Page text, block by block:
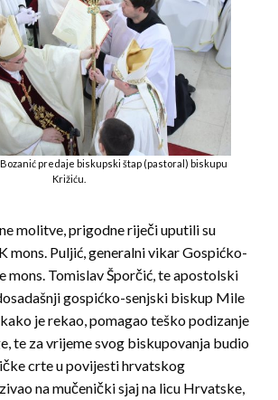
predaje biskupski štap (pastoral) biskupu
Križiću.
molitve, prigodne riječi uputili su
mons. Puljić, generalni vikar Gospićko-
mons. Tomislav Šporčić, te apostolski
gospićko-senjski biskup Mile
je rekao, pomagao teško podizanje
te za vrijeme svog biskupovanja budio
crte u povijesti hrvatskog
na mučenički sjaj na licu Hrvatske,